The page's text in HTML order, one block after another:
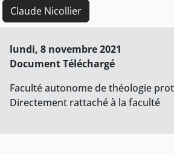
Claude Nicollier
lundi, 8 novembre 2021
Document Téléchargé
Faculté autonome de théologie
Directement rattaché à la faculté